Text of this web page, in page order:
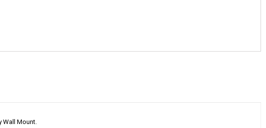
Wall Mount.